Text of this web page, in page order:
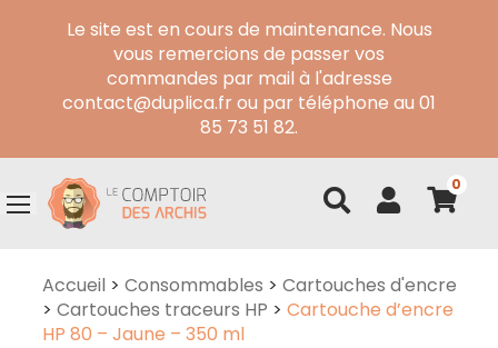
Le site est en cours de maintenance. Nous
vous remercions de passer vos
commandes par mail à l'adresse
contact@duplica.fr ou par téléphone au 01
85 73 51 82.
0
Accueil > Consommables > Cartouches d'encre
> Cartouches traceurs HP > Cartouche d’encre
HP 80 – Jaune – 350 ml